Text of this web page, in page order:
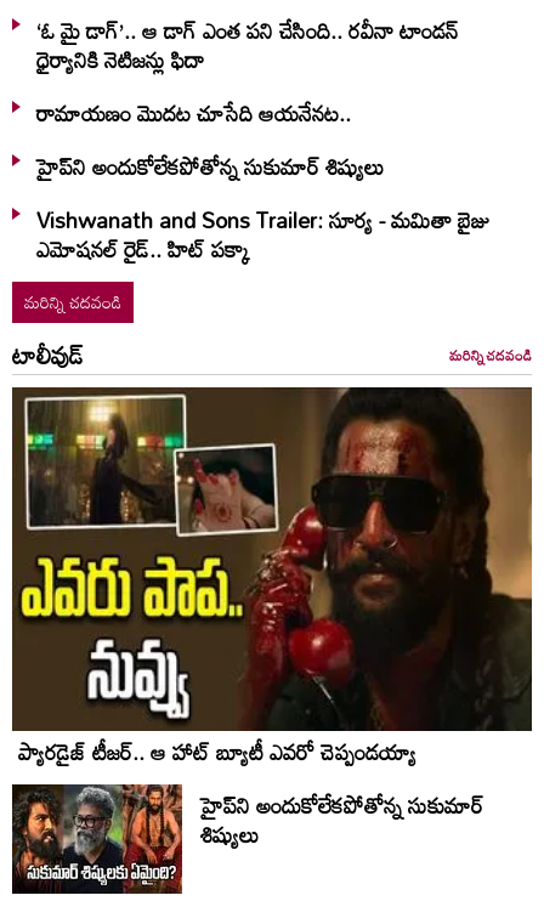
‘ఓ మై డాగ్’.. ఆ డాగ్ ఎంత పని చేసింది.. రవీనా టాండన్
ధైర్యానికి నెటిజన్లు ఫిదా
రామాయణం మొదట చూసేది ఆయనేనట..
హైప్‌ని అందుకోలేకపోతోన్న సుకుమార్ శిష్యులు
Vishwanath and Sons Trailer: సూర్య - మమితా బైజు
ఎమోషనల్ రైడ్.. హిట్ పక్కా
మరిన్ని చదవండి
టాలీవుడ్ మరిన్ని చదవండి
ప్యారడైజ్ టీజర్.. ఆ హాట్ బ్యూటీ ఎవరో చెప్పండయ్యా
హైప్‌ని అందుకోలేకపోతోన్న సుకుమార్
శిష్యులు